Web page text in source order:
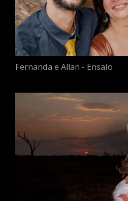
Fernanda e Allan - Ensaio